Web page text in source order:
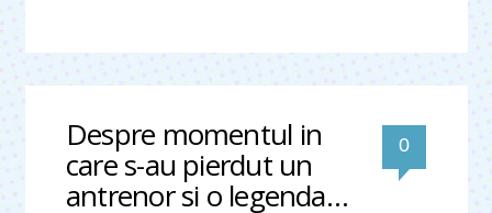
Despre momentul in
care s-au pierdut un
antrenor si o legenda…
0